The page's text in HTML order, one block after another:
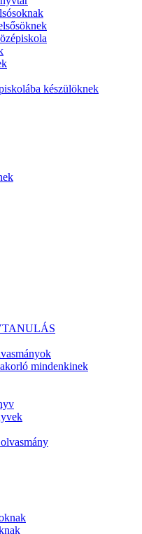
készülöknek
mindenkinek